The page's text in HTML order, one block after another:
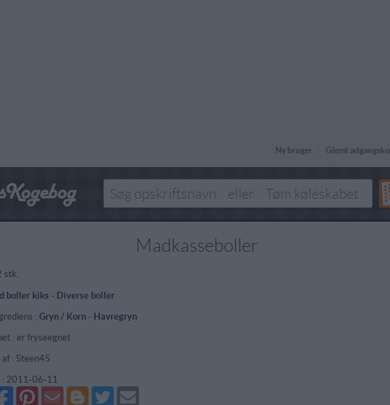
Ny bruger Glemt
Madkasseboller
stk.
boller kiks - Diverse boller
: Gryn / Korn- Havregryn
: er fryseegnet
af : Steen45
2011-06-11
Del
på
Send
via
Del
på
Del
på
Send